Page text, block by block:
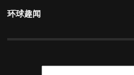
环球趣闻